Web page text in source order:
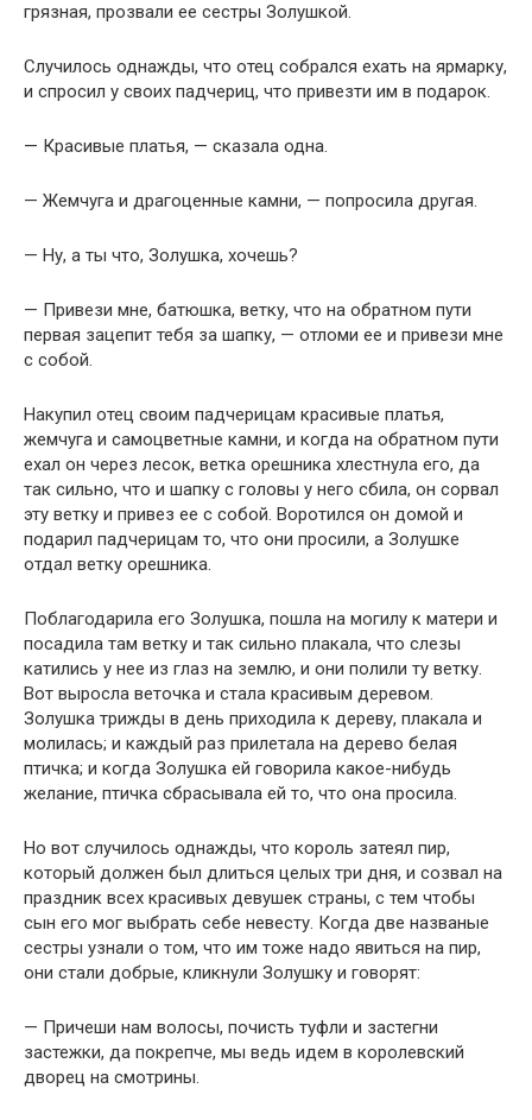
грязная, прозвали ее сестры Золушкой.
Случилось однажды, что отец собрался ехать на ярмарку,
и спросил у своих падчериц, что привезти им в подарок.
— Красивые платья, — сказала одна.
— Жемчуга и драгоценные камни, — попросила другая.
— Ну, а ты что, Золушка, хочешь?
— Привези мне, батюшка, ветку, что на обратном пути
первая зацепит тебя за шапку, — отломи ее и привези мне
с собой.
Накупил отец своим падчерицам красивые платья,
жемчуга и самоцветные камни, и когда на обратном пути
ехал он через лесок, ветка орешника хлестнула его, да
так сильно, что и шапку с головы у него сбила, он сорвал
эту ветку и привез ее с собой. Воротился он домой и
подарил падчерицам то, что они просили, а Золушке
отдал ветку орешника.
Поблагодарила его Золушка, пошла на могилу к матери и
посадила там ветку и так сильно плакала, что слезы
катились у нее из глаз на землю, и они полили ту ветку.
Вот выросла веточка и стала красивым деревом.
Золушка трижды в день приходила к дереву, плакала и
молилась; и каждый раз прилетала на дерево белая
птичка; и когда Золушка ей говорила какое-нибудь
желание, птичка сбрасывала ей то, что она просила.
Но вот случилось однажды, что король затеял пир,
который должен был длиться целых три дня, и созвал на
праздник всех красивых девушек страны, с тем чтобы
сын его мог выбрать себе невесту. Когда две названые
сестры узнали о том, что им тоже надо явиться на пир,
они стали добрые, кликнули Золушку и говорят:
— Причеши нам волосы, почисть туфли и застегни
застежки, да покрепче, мы ведь идем в королевский
дворец на смотрины.